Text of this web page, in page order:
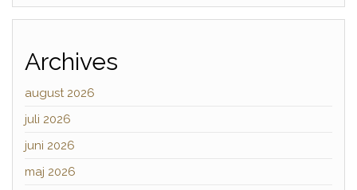
Archives
august 2026
juli 2026
juni 2026
maj 2026